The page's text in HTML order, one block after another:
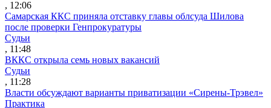
, 12:06
Самарская ККС приняла отставку главы облсуда Шилова
после проверки Генпрокуратуры
Судьи
, 11:48
ВККС открыла семь новых вакансий
Судьи
, 11:28
Власти обсуждают варианты приватизации «Сирены-Трэвел»
Практика